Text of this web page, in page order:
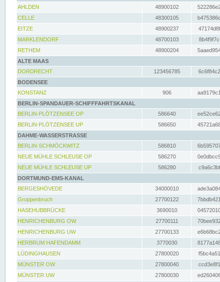
AHLDEN
48900102
CELLE
48300105
EITZE
48900237
MARKLENDORF
48700103
RETHEM
48900204
ALTE MAAS
DORDRECHT
123456785
BODENSEE
KONSTANZ
906
BERLIN-SPANDAUER-SCHIFFFAHRTSKANAL
BERLIN-PLÖTZENSEE OP
586640
BERLIN-PLÖTZENSEE UP
586650
DAHME-WASSERSTRASSE
BERLIN-SCHMÖCKWITZ
586810
NEUE MÜHLE SCHLEUSE OP
586270
NEUE MÜHLE SCHLEUSE UP
586280
DORTMUND-EMS-KANAL
BERGESHÖVEDE
34000010
Groppenbruch
27700122
HASEHUBBRÜCKE
3690010
HENRICHENBURG OW
27700111
HENRICHENBURG UW
27700133
HERBRUM HAFENDAMM
3770030
LÜDINGHAUSEN
27800020
MÜNSTER OW
27800040
MÜNSTER UW
27800030